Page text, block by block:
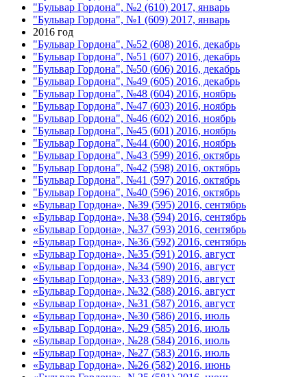
"Бульвар Гордона", №2 (610) 2017, январь
"Бульвар Гордона", №1 (609) 2017, январь
2016 год
"Бульвар Гордона", №52 (608) 2016, декабрь
"Бульвар Гордона", №51 (607) 2016, декабрь
"Бульвар Гордона", №50 (606) 2016, декабрь
"Бульвар Гордона", №49 (605) 2016, декабрь
"Бульвар Гордона", №48 (604) 2016, ноябрь
"Бульвар Гордона", №47 (603) 2016, ноябрь
"Бульвар Гордона", №46 (602) 2016, ноябрь
"Бульвар Гордона", №45 (601) 2016, ноябрь
"Бульвар Гордона", №44 (600) 2016, ноябрь
"Бульвар Гордона", №43 (599) 2016, октябрь
"Бульвар Гордона", №42 (598) 2016, октябрь
"Бульвар Гордона", №41 (597) 2016, октябрь
"Бульвар Гордона", №40 (596) 2016, октябрь
«Бульвар Гордона», №39 (595) 2016, сентябрь
«Бульвар Гордона», №38 (594) 2016, сентябрь
«Бульвар Гордона», №37 (593) 2016, сентябрь
«Бульвар Гордона», №36 (592) 2016, сентябрь
«Бульвар Гордона», №35 (591) 2016, август
«Бульвар Гордона», №34 (590) 2016, август
«Бульвар Гордона», №33 (589) 2016, август
«Бульвар Гордона», №32 (588) 2016, август
«Бульвар Гордона», №31 (587) 2016, август
«Бульвар Гордона», №30 (586) 2016, июль
«Бульвар Гордона», №29 (585) 2016, июль
«Бульвар Гордона», №28 (584) 2016, июль
«Бульвар Гордона», №27 (583) 2016, июль
«Бульвар Гордона», №26 (582) 2016, июнь